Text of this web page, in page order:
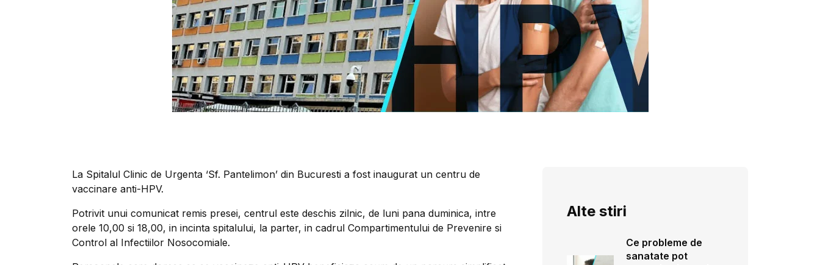
La Spitalul Clinic de Urgenta ‘Sf. Pantelimon’ din Bucuresti a fost inaugurat un centru de
vaccinare anti-HPV.
Potrivit unui comunicat remis presei, centrul este deschis zilnic, de luni pana duminica, intre
orele 10,00 si 18,00, in incinta spitalului, la parter, in cadrul Compartimentului de Prevenire si
Control al Infectiilor Nosocomiale.
Alte stiri
Ce probleme de
sanatate pot